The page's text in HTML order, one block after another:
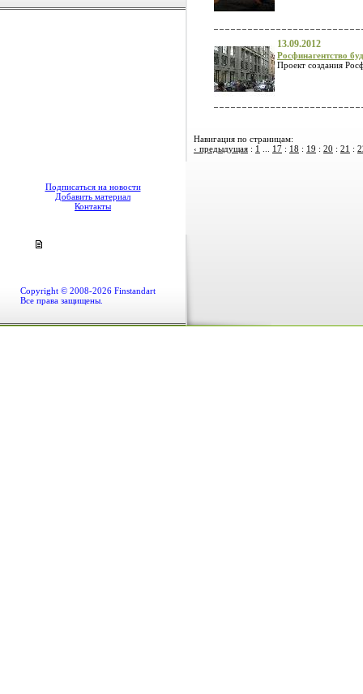
Подписаться на новости
Добавить материал
Контакты
Copyright © 2008-2026 Finstandart
Все права защищены.
13.09.2012
Росфинагентство
Проект создания
Навигация по страницам:
‹ предыдущая : 1 17 : 18 : 19 : 20 : 21 :